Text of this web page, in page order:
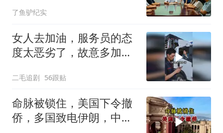
了鱼驴纪实
女人去加油，服务员的态
度太恶劣了，故意多加油
二毛追剧 56跟贴
命脉被锁住，美国下令撤
侨，多国致电伊朗，中国